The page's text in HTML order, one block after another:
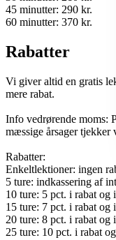
45 minutter: 290 kr.
60 minutter: 370 kr.
Rabatter
Vi giver altid en gratis
mere rabat.
Info vedrørende moms:
mæssige årsager
Rabatter:
Enkeltlektioner: ingen
5 ture: indkassering af
10 ture: 5 pct. i rabat
15 ture: 7 pct. i rabat og
20 ture: 8 pct. i rabat og
25 ture: 10 pct. i rabat